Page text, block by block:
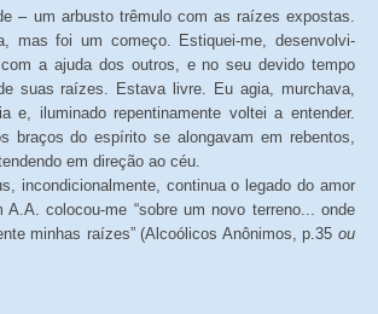
– um arbusto trêmulo com as raízes expostas.
mas foi um começo. Estiquei-me, desenvolvi-
a ajuda dos outros, e no seu devido tempo
suas raízes. Estava livre. Eu agia, murchava,
e, iluminado repentinamente voltei a entender.
braços do espírito se alongavam em rebentos,
em direção ao céu.
incondicionalmente, continua o legado do amor
A.A. colocou-me “sobre um novo terreno... onde
minhas raízes” (Alcoólicos Anônimos, p.35 ou